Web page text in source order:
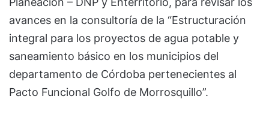
avances en la consultoría de la “Estructuración
integral para los proyectos de agua potable y
saneamiento básico en los municipios del
departamento de Córdoba pertenecientes al
Pacto Funcional Golfo de Morrosquillo”.